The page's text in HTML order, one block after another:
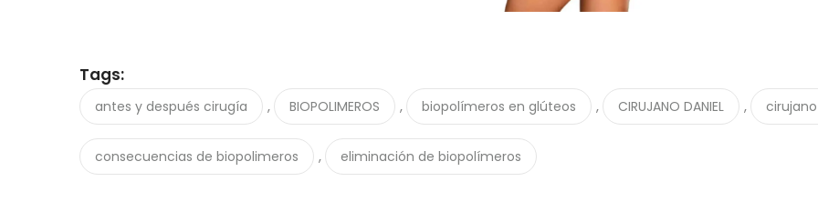
Tags:
antes y después cirugía , BIOPOLIMEROS , biopolímeros en glúteos , CIRUJANO DANIEL ,
consecuencias de biopolimeros , eliminación de biopolímeros